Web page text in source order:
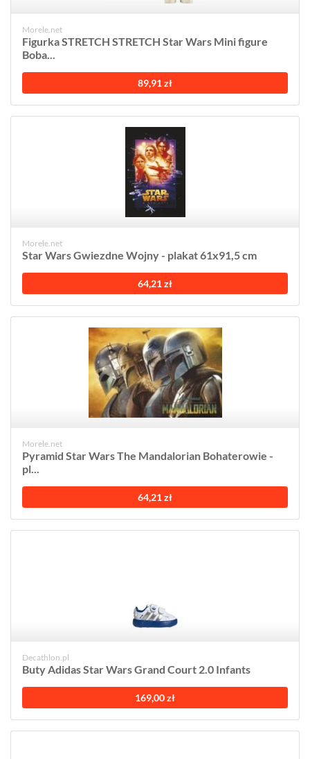
Morele.net
Figurka STRETCH STRETCH Star Wars Mini figure
Boba...
89,91 zł
Morele.net
Star Wars Gwiezdne Wojny - plakat 61x91,5 cm
64,21 zł
Morele.net
Pyramid Star Wars The Mandalorian Bohaterowie -
pl...
64,21 zł
Decathlon.pl
Buty Adidas Star Wars Grand Court 2.0 Infants
169,00 zł